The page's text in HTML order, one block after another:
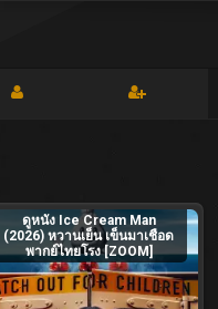
ดูหนัง Ice Cream Man
(2026) หวานเย็น เข็นมาเชือด
พากย์ไทยโรง [ZOOM]